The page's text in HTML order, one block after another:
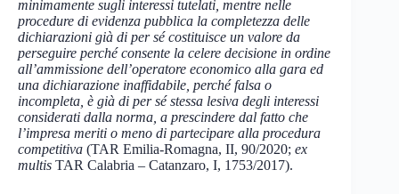
minimamente sugli interessi tutelati, mentre nelle
procedure di evidenza pubblica la completezza delle
dichiarazioni già di per sé costituisce un valore da
perseguire perché consente la celere decisione in ordine
all’ammissione dell’operatore economico alla gara ed
una dichiarazione inaffidabile, perché falsa o
incompleta, è già di per sé stessa lesiva degli interessi
considerati dalla norma, a prescindere dal fatto che
l’impresa meriti o meno di partecipare alla procedura
competitiva (TAR Emilia-Romagna, II, 90/2020; ex
multis TAR Calabria – Catanzaro, I, 1753/2017).